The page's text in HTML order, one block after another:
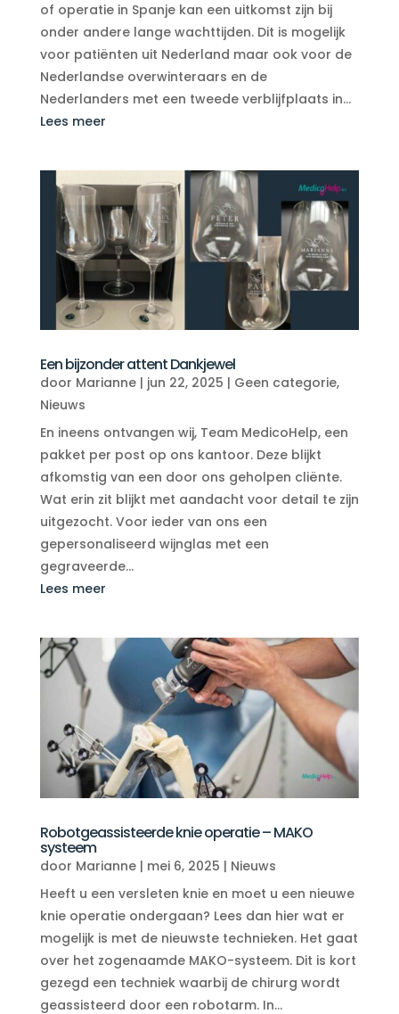
of operatie in Spanje kan een uitkomst zijn bij
onder andere lange wachttijden. Dit is mogelijk
voor patiënten uit Nederland maar ook voor de
Nederlandse overwinteraars en de
Nederlanders met een tweede verblijfplaats in...
Lees meer
Een bijzonder attent Dankjewel
door Marianne| jun 22, 2025 | Geen categorie,
Nieuws
En ineens ontvangen wij, Team MedicoHelp, een
pakket per post op ons kantoor. Deze blijkt
afkomstig van een door ons geholpen cliënte.
Wat erin zit blijkt met aandacht voor detail te zijn
uitgezocht. Voor ieder van ons een
gepersonaliseerd wijnglas met een
gegraveerde...
Lees meer
Robotgeassisteerde knie operatie – MAKO
systeem
door Marianne| mei 6, 2025 | Nieuws
Heeft u een versleten knie en moet u een nieuwe
knie operatie ondergaan? Lees dan hier wat er
mogelijk is met de nieuwste technieken. Het gaat
over het zogenaamde MAKO-systeem. Dit is kort
gezegd een techniek waarbij de chirurg wordt
geassisteerd door een robotarm. In...